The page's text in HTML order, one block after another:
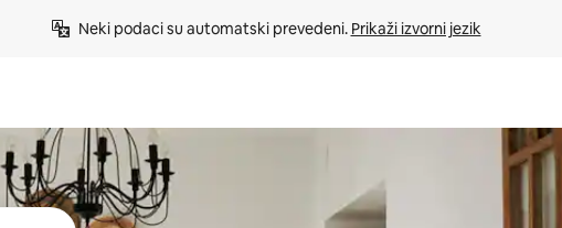
Neki podaci su automatski prevedeni. Prikaži izvorni jezik